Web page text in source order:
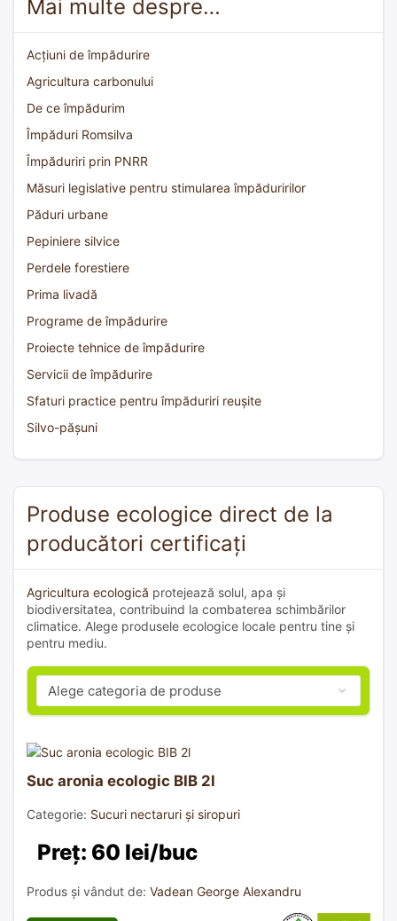
Mai multe despre…
Acțiuni de împădurire
Agricultura carbonului
De ce împădurim
Împăduri Romsilva
Împăduriri prin PNRR
Măsuri legislative pentru stimularea împăduririlor
Păduri urbane
Pepiniere silvice
Perdele forestiere
Prima livadă
Programe de împădurire
Proiecte tehnice de împădurire
Servicii de împădurire
Sfaturi practice pentru împăduriri reușite
Silvo-pășuni
Produse ecologice direct de la
producători certificați
Agricultura ecologică protejează solul, apa și
biodiversitatea, contribuind la combaterea schimbărilor
climatice. Alege produsele ecologice locale pentru tine și
pentru mediu.
Suc aronia ecologic BIB 2l
Categorie: Sucuri nectaruri și siropuri
Preț: 60 lei/buc
Produs și vândut de: Vadean George Alexandru